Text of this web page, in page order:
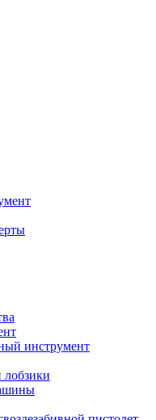
инструмент